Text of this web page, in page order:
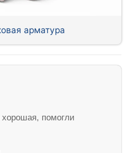
арматура
помогли